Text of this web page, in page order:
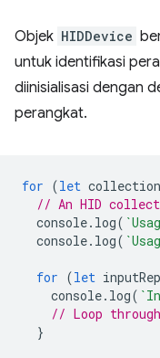
Objek HIDDevice
untuk identifikasi
diinisialisasi dengan
perangkat.
for (let collection
// An HID
console. log(
console. log(
for (let
console. log(
// Loop
}